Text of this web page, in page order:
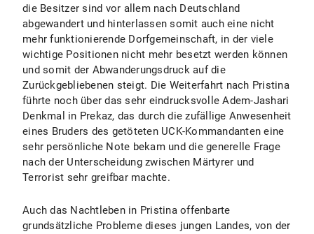
die Besitzer sind vor allem nach Deutschland
abgewandert und hinterlassen somit auch eine nicht
mehr funktionierende Dorfgemeinschaft, in der viele
wichtige Positionen nicht mehr besetzt werden können
und somit der Abwanderungsdruck auf die
Zurückgebliebenen steigt. Die Weiterfahrt nach Pristina
führte noch über das sehr eindrucksvolle Adem-Jashari
Denkmal in Prekaz, das durch die zufällige Anwesenheit
eines Bruders des getöteten UCK-Kommandanten eine
sehr persönliche Note bekam und die generelle Frage
nach der Unterscheidung zwischen Märtyrer und
Terrorist sehr greifbar machte.
Auch das Nachtleben in Pristina offenbarte
grundsätzliche Probleme dieses jungen Landes, von der